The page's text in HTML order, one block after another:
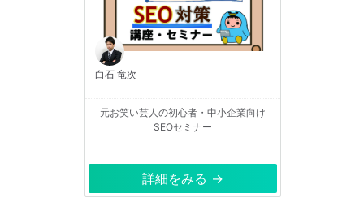
白石 竜次
元お笑い芸人の初心者・中小企業向け
SEOセミナー
詳細をみる →